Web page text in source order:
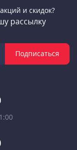
и скидок?
рассылку
Подписаться